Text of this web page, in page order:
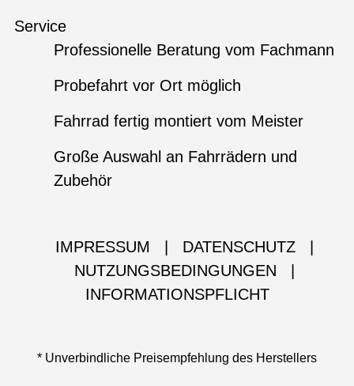
Service
Professionelle Beratung vom Fachmann
Probefahrt vor Ort möglich
Fahrrad fertig montiert vom Meister
Große Auswahl an Fahrrädern und
Zubehör
IMPRESSUM DATENSCHUTZ
NUTZUNGSBEDINGUNGEN
INFORMATIONSPFLICHT
* Unverbindliche Preisempfehlung des Herstellers